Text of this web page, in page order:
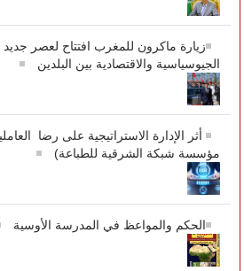
زيارة ماكرون للمغرب افتتاح لعصر جديد
الجيوسياسية والاقتصادية بين البلدين
أثر الإدارة الاستراتيجية على رضا
مؤسسة شبكة الشرقية للطباعة)
الحكم والمواعظ في المدرسة الأوسية